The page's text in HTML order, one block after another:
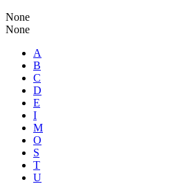
None
None
A
B
C
D
E
I
M
O
S
T
U